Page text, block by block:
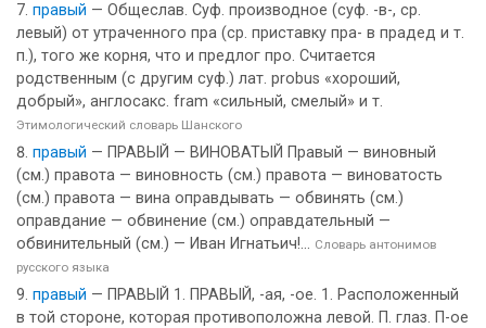
правый — Общеслав. Суф. производное (суф. -в-, ср.
левый) от утраченного пра (ср. приставку пра- в прадед и т.
п.), того же корня, что и предлог про. Считается
родственным (с другим суф.) лат. probus «хороший,
добрый», англосакс. fram «сильный, смелый» и т.
Этимологический словарь Шанского
правый — ПРАВЫЙ — ВИНОВАТЫЙ Правый — виновный
(см.) правота — виновность (см.) правота — виноватость
(см.) правота — вина оправдывать — обвинять (см.)
оправдание — обвинение (см.) оправдательный —
обвинительный (см.) — Иван Игнатьич!... Словарь антонимов
русского языка
правый — ПРАВЫЙ 1. ПРАВЫЙ, -ая, -ое. 1. Расположенный
в той стороне, которая противоположна левой. П. глаз. П-ое